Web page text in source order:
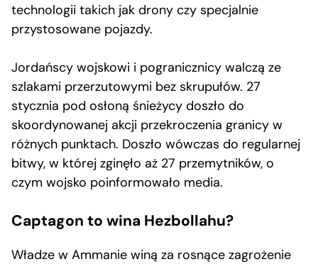
technologii takich jak drony czy specjalnie
przystosowane pojazdy.
Jordańscy wojskowi i pogranicznicy walczą ze
szlakami przerzutowymi bez skrupułów. 27
stycznia pod osłoną śnieżycy doszło do
skoordynowanej akcji przekroczenia granicy w
różnych punktach. Doszło wówczas do regularnej
bitwy, w której zginęło aż 27 przemytników, o
czym wojsko poinformowało media.
Captagon to wina Hezbollahu?
Władze w Ammanie winą za rosnące zagrożenie